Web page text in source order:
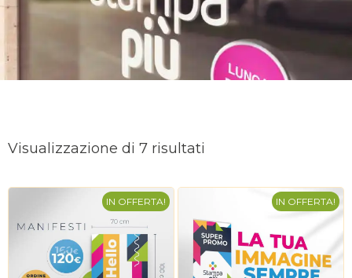
Visualizzazione di 7 risultati
più
IN OFFERTA! IN OFFERTA!